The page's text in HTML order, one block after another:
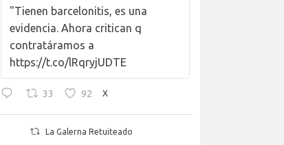
"Tienen barcelonitis, es una
evidencia. Ahora critican q
contratáramos a
https://t.co/lRqryjUDTE
33 92 X
La Galerna Retuiteado